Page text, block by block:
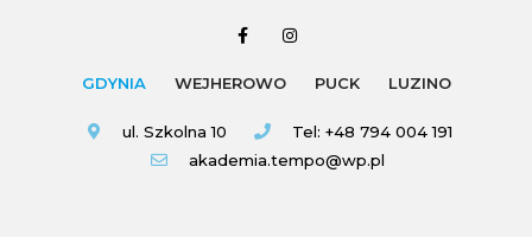
GDYNIA
ul. Szkolna 10
Tel: +48 794 004 191
akademia.tempo@wp.pl
WEJHEROWO PUCK LUZINO